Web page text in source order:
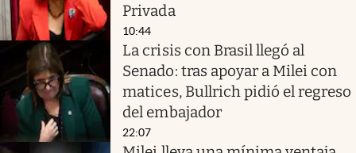
Privada
10:44
La crisis con Brasil llegó al
Senado: tras apoyar a Milei con
matices, Bullrich pidió el regreso
del embajador
22:07